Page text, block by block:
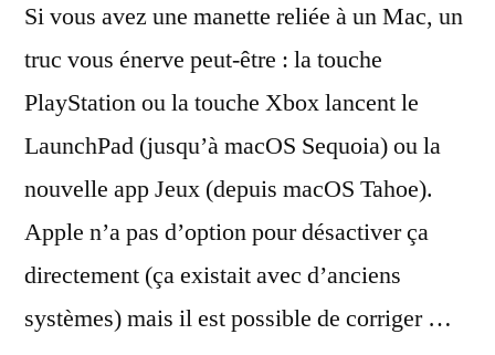
Si vous avez une manette reliée à un Mac, un
truc vous énerve peut-être : la touche
PlayStation ou la touche Xbox lancent le
LaunchPad (jusqu’à macOS Sequoia) ou la
nouvelle app Jeux (depuis macOS Tahoe).
Apple n’a pas d’option pour désactiver ça
directement (ça existait avec d’anciens
systèmes) mais il est possible de corriger …